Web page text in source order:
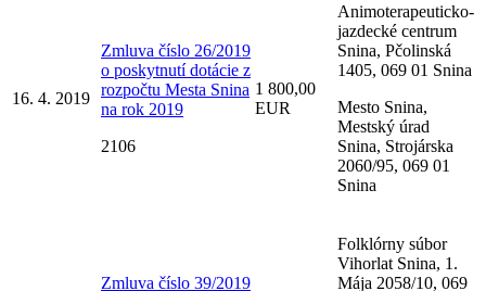
16. 4. 2019
Zmluva číslo 26/2019
o poskytnutí dotácie z
rozpočtu Mesta Snina
na rok 2019
2106
1 800,00
EUR
Animoterapeuticko-
jazdecké centrum
Snina, Pčolinská
1405, 069 01 Snina
Mesto Snina,
Mestský úrad
Snina, Strojárska
2060/95, 069 01
Snina
Zmluva číslo 39/2019
Folklórny súbor
Vihorlat Snina, 1.
Mája 2058/10, 069